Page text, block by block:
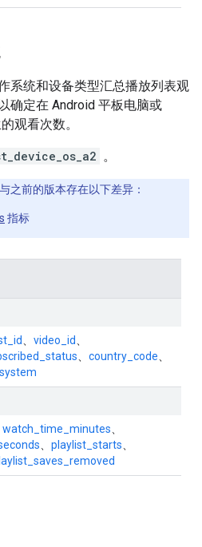
系统和设备类型汇总播放列表观
确定在 Android 平板电脑或
观看次数。
。
之前的版本存在以下差异：
指标
video_id
country_code
watch_time_minutes
playlist_starts